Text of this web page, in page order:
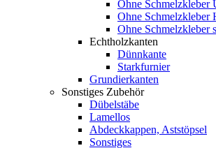
Ohne Schmelzkleber
Ohne Schmelzkleber
Ohne Schmelzkleber
Echtholzkanten
Dünnkante
Starkfurnier
Grundierkanten
Sonstiges Zubehör
Dübelstäbe
Lamellos
Abdeckkappen, Aststöpsel
Sonstiges